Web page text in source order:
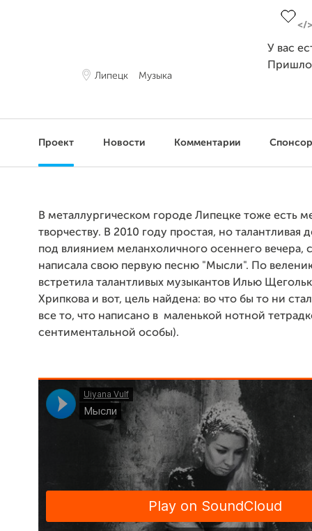
Липецк Музыка
У вас
Проект Новости Комментарии
В металлургическом городе Липецке тоже есть
творчеству. В 2010 году простая, но талантливая
под влиянием меланхоличного осеннего вечера,
написала свою первую песню "Мысли". По
встретила талантливых музыкантов Илью
Хрипкова и вот, цель найдена: во что бы то ни
все то, что написано в маленькой нотной
сентиментальной особы).